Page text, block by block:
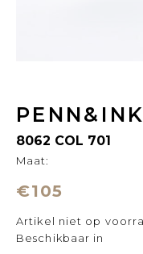
PENN&INK
8062 COL 701
Maat:
€105
Artikel niet op
Beschikbaar in